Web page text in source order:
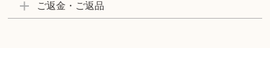
ご返金・ご返品